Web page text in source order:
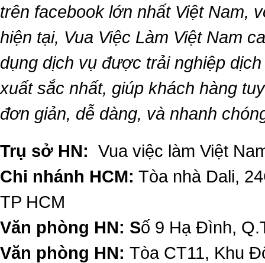
trên facebook lớn nhất Việt Nam,
hiện tại, Vua Việc Làm Việt Nam
dụng dịch vụ được trải nghiệp
xuất sắc nhất, giúp khách hàng
đơn giản, dễ dàng, và nhanh
Trụ sở HN: Vua việc làm Việt
Chi nhánh HCM: Tòa nhà Dali,
TP HCM
Văn phòng HN: Số 9 Hạ Đình,
Văn phòng HN: Tòa CT11, Khu